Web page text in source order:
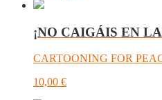
¡NO CAIGÁIS EN
CARTOONING FOR
10,00 €